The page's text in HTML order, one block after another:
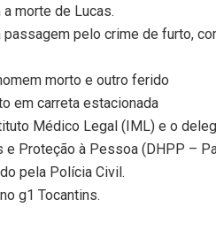
morte de Lucas.
passagem pelo crime de furto,
morto e outro ferido
em carreta estacionada
Médico Legal (IML) e o
Proteção à Pessoa (DHPP –
pela Polícia Civil.
g1 Tocantins.